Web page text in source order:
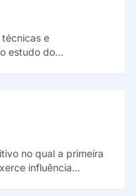
e
estudo do
no qual a primeira
influência